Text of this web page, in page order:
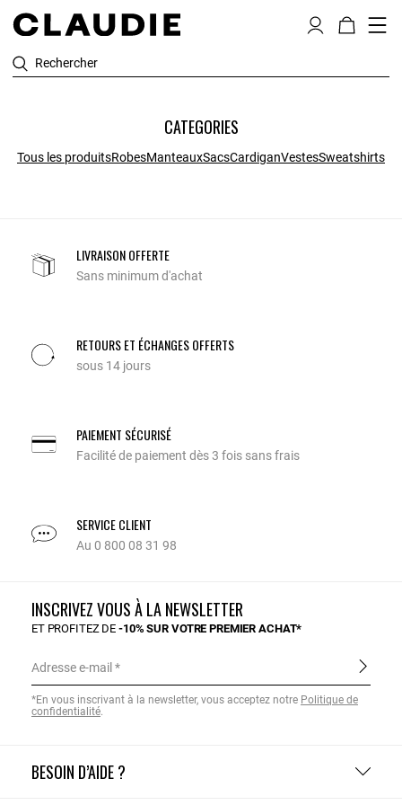
Rechercher
CATEGORIES
Tous les produitsRobesManteauxSacsCardiganVestesSweatshirts
LIVRAISON OFFERTE
Sans minimum d'achat
RETOURS ET ÉCHANGES OFFERTS
sous 14 jours
PAIEMENT SÉCURISÉ
Facilité de paiement dès 3 fois sans frais
SERVICE CLIENT
Au 0 800 08 31 98
BESOIN D’AIDE ?
INSCRIVEZ VOUS À LA NEWSLETTER
ET PROFITEZ DE-10% SUR VOTRE PREMIER ACHAT*
Adresse e-mail
*En vous inscrivant à la newsletter, vous acceptez notre Politique de
confidentialité.